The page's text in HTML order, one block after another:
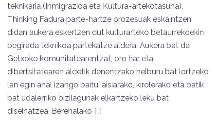
teknikaria (Inmigrazioa eta Kultura-artekotasuna).
Thinking Fadura parte-hartze prozesuak eskaintzen
didan aukera eskertzen dut kulturarteko betaurrekoekin
begirada teknikoa partekatze aldera. Aukera bat da
Getxoko komunitatearentzat, oro har eta
dibertsitatearen aldetik denentzako helburu bat lortzeko
lan egin ahal izango baitu: aisiarako, kirolerako eta batik
bat udalerriko bizilagunak elkartzeko leku bat
diseinatzea. Berehalako […]